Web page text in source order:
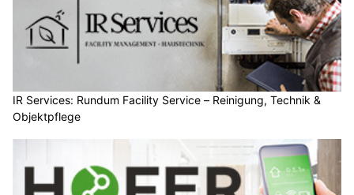
IR Services: Rundum Facility Service – Reinigung, Technik &
Objektpflege